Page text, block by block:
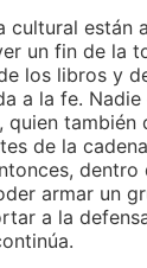
cultural están
un fin de la
los libros y
a la fe.
quien
de la
dentro
armar un
a la